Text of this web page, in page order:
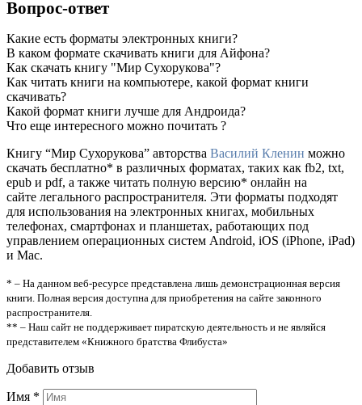
Вопрос-ответ
Какие есть форматы электронных книги?
В каком формате скачивать книги для Айфона?
Как скачать книгу "Мир Сухорукова"?
Как читать книги на компьютере, какой формат книги
скачивать?
Какой формат книги лучше для Андроида?
Что еще интересного можно почитать ?
Книгу “Мир Сухорукова” авторства Василий Кленин можно
скачать бесплатно* в различных форматах, таких как fb2, txt,
epub и pdf, а также читать полную версию* онлайн на
сайте легального распространителя. Эти форматы подходят
для использования на электронных книгах, мобильных
телефонах, смартфонах и планшетах, работающих под
управлением операционных систем Android, iOS (iPhone, iPad)
и Mac.
* – На данном веб-ресурсе представлена лишь демонстрационная версия
книги. Полная версия доступна для приобретения на сайте законного
распространителя.
** – Наш сайт не поддерживает пиратскую деятельность и не являйся
представителем «Книжного братства Флибуста»
Добавить отзыв
Имя *